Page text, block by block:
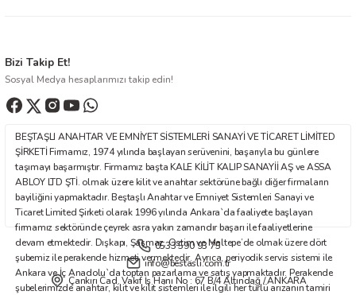
Ürün resmi kalitesiz, bozuk veya görüntülenemiyor.
Ürün açıklamasında eksik bilgiler bulunuyor.
Ürün bilgilerinde hatalar bulunuyor.
Bu ürüne benzer farklı alternatifler olmalı.
Gönder
Bizi Takip Et!
Sosyal Medya hesaplarımızı takip edin!
BEŞTAŞLI ANAHTAR VE EMNİYET SİSTEMLERİ SANAYİ VE TİCARET LİMİTED
ŞİRKETİ Firmamız, 1974 yılında başlayan serüvenini, başarıyla bu günlere
taşımayı başarmıştır. Firmamız başta KALE KİLİT KALIP SANAYİİ AŞ ve ASSA
ABLOY LTD ŞTİ. olmak üzere kilit ve anahtar sektörüne bağlı diğer firmaların
bayiliğini yapmaktadır. Beştaşlı Anahtar ve Emniyet Sistemleri Sanayi ve
Ticaret Limited Şirketi olarak 1996 yılında Ankara`da faaliyete başlayan
firmamız sektöründe çeyrek asra yakın zamandır başarı ile faaliyetlerine
devam etmektedir. Dışkapı, Şaşmaz, Ostim ve Maltepe’de olmak üzere dört
şubemiz ile perakende hizmeti vermektedir. Ayrıca, periyodik servis sistemi ile
Ankara ve İç Anadolu`da toptan pazarlama ve satış yapmaktadır. Perakende
şubelerimizde anahtar, kilit ve kilit sistemleri ile ilgili her türlü arızanın tamiri
0533 590 93 75
info@bestasli.com.tr
Çankırı Cad. Vakıf İş Hanı No : 67 B/4 Altındağ / ANKARA